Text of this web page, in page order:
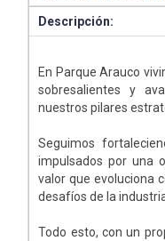
Descripción:
En Parque Arauco
sobresalientes y
nuestros pilares
Seguimos
impulsados por una
valor que evoluciona
desafíos de la
Todo esto, con un